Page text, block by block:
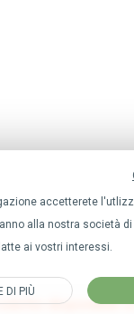
accetterete
alla nostra società
ai vostri interessi.
DI PIÙ
disponibile